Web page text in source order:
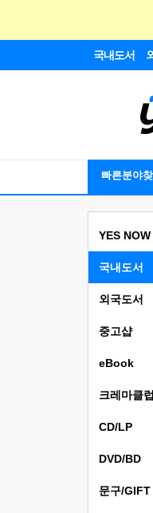
국내도서
빠른분야찾
YES NOW
국내도서
외국도서
중고샵
eBook
크레마클럽
CD/LP
DVD/BD
문구/GIFT